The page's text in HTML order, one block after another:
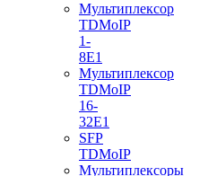
Мультиплексор
TDMoIP
1-
8E1
Мультиплексор
TDMoIP
16-
32E1
SFP
TDMoIP
Мультиплексоры